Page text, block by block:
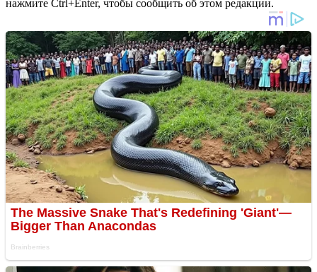
нажмите Ctrl+Enter, чтобы сообщить об этом редакции.